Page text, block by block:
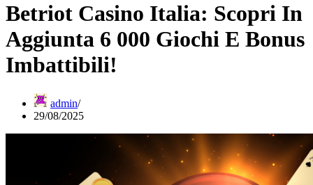
Betriot Casino Italia: Scopri In
Aggiunta 6 000 Giochi E Bonus
Imbattibili!
admin
29/08/2025